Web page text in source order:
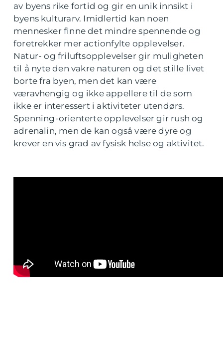
av byens rike fortid og gir en unik innsikt i
byens kulturarv. Imidlertid kan noen
mennesker finne det mindre spennende og
foretrekker mer actionfylte opplevelser.
Natur- og friluftsopplevelser gir muligheten
til å nyte den vakre naturen og det stille livet
borte fra byen, men det kan være
væravhengig og ikke appellere til de som
ikke er interessert i aktiviteter utendørs.
Spenning-orienterte opplevelser gir rush og
adrenalin, men de kan også være dyre og
krever en vis grad av fysisk helse og aktivitet.